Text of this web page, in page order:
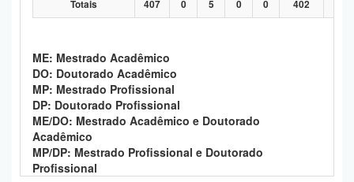
Totais 407 0 5 0 0 402
ME: Mestrado Acadêmico
DO: Doutorado Acadêmico
MP: Mestrado Profissional
DP: Doutorado Profissional
ME/DO: Mestrado Acadêmico e Doutorado
Acadêmico
MP/DP: Mestrado Profissional e Doutorado
Profissional